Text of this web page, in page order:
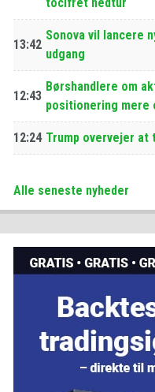
tocifret nedtur
13:42
Sonova vil lancere
udgang
12:43
Børshandlere om
positionering mere
12:24 Trump overvejer at
Alle seneste nyheder